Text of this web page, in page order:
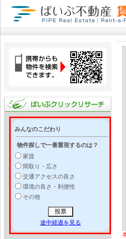
みんなのこだわり
物件探しで一番重視するのは？
家賃
間取り・広さ
交通アクセスの良さ
環境の良さ・利便性
その他
途中経過を見る